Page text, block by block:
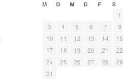
M D M D F S
1
3
4 5 6 7 8
10
11 12 13 14 15
17
18 19 20 21 22
24
25 26 27 28 29
31